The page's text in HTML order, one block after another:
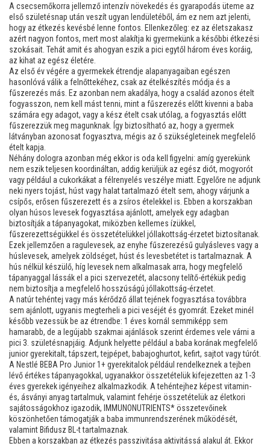
A csecsemőkorra jellemző intenzív növekedés és gyarapodás üteme az
első születésnap után veszít ugyan lendületéből, ám ez nem azt jelenti,
hogy az étkezés kevésbé lenne fontos. Ellenkezőleg: ez az életszakasz
azért nagyon fontos, mert most alakítja ki gyermekünk a későbbi étkezési
szokásait. Tehát amit és ahogyan eszik a pici egytől három éves koráig,
az kihat az egész életére.
Az első év végére a gyermekek étrendje alapanyagaiban egészen
hasonlóvá válik a felnőttekéhez, csak az ételkészítés módja és a
fűszerezés más. Ez azonban nem akadálya, hogy a család azonos ételt
fogyasszon, nem kell mást tenni, mint a fűszerezés előtt kivenni a baba
számára egy adagot, vagy a kész ételt csak utólag, a fogyasztás előtt
fűszerezzük meg magunknak. Így biztosítható az, hogy a gyermek
látványban azonosat fogyasztva, mégis az ő szükségleteinek megfelelő
ételt kapja.
Néhány dologra azonban még ekkor is oda kell figyelni: amíg gyerekünk
nem eszik teljesen koordináltan, addig kerüljük az egész diót, mogyorót
vagy például a cukorkákat a félrenyelés veszélye miatt. Egyelőre ne adjunk
neki nyers tojást, húst vagy halat tartalmazó ételt sem, ahogy várjunk a
csípős, erősen fűszerezett és a zsíros ételekkel is. Ebben a korszakban
olyan húsos levesek fogyasztása ajánlott, amelyek egy adagban
biztosítják a tápanyagokat, miközben kellemes ízükkel,
fűszerezettségükkel és összetételükkel jóllakottság-érzetet biztosítanak.
Ezek jellemzően a ragulevesek, az enyhe fűszerezésű gulyásleves vagy a
húslevesek, amelyek zöldséget, húst és levesbetétet is tartalmaznak. A
hús nélkül készülő, híg levesek nem alkalmasak arra, hogy megfelelő
tápanyaggal lássák el a pici szervezetét, alacsony telítő-értékük pedig
nem biztosítja a megfelelő hosszúságú jóllakottság-érzetet.
A natúr tehéntej vagy más kérődző állat tejének fogyasztása továbbra
sem ajánlott, ugyanis megterheli a pici veséjét és gyomrát. Ezeket minél
később vezessük be az étrendbe: 1 éves kornál semmiképp sem
hamarabb, de a legújabb szakmai ajánlások szerint érdemes vele várni a
pici 3. születésnapjáig. Adjunk helyette például a baba korának megfelelő
junior gyerekitalt, tápszert, tejpépet, babajoghurtot, kefirt, sajtot vagy túrót.
A Nestlé BEBA Pro Junior 1+ gyerekitalok például rendelkeznek a tejben
lévő értékes tápanyagokkal, ugyanakkor összetételük kifejezetten az 1-3
éves gyerekek igényeihez alkalmazkodik. A tehéntejhez képest vitamin-
és, ásványi anyag tartalmuk, valamint fehérje összetételük az életkori
sajátosságokhoz igazodik, IMMUNONUTRIENTS* összetevőinek
köszönhetően támogatják a baba immunrendszerének működését,
valamint Bifidusz BL-t tartalmaznak.
Ebben a korszakban az étkezés passzivitása aktivitássá alakul át. Ekkor